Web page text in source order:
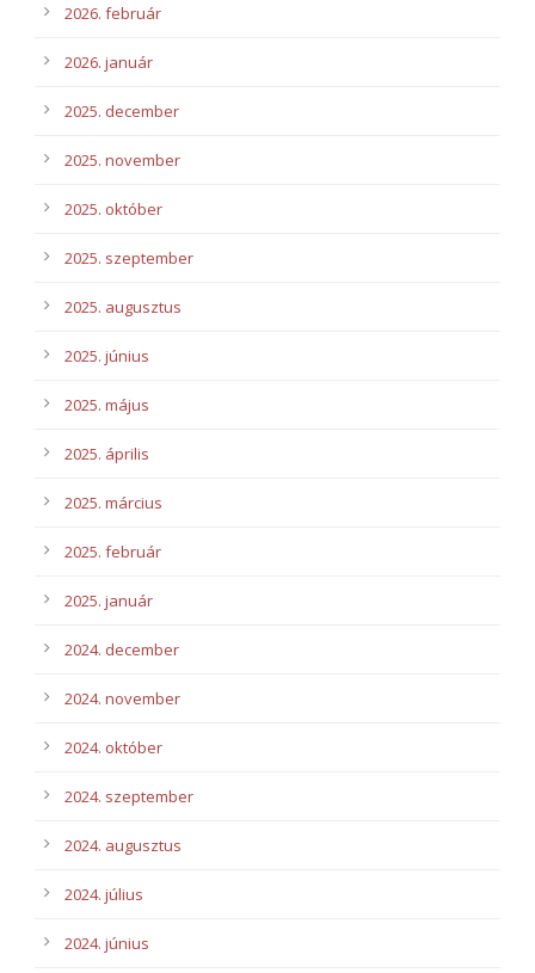
2026. február
2026. január
2025. december
2025. november
2025. október
2025. szeptember
2025. augusztus
2025. június
2025. május
2025. április
2025. március
2025. február
2025. január
2024. december
2024. november
2024. október
2024. szeptember
2024. augusztus
2024. július
2024. június